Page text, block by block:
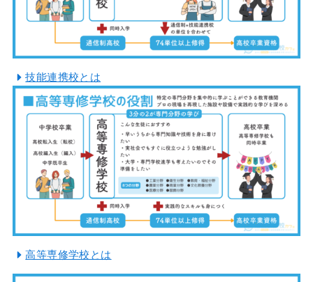
技能連携校とは
高等専修学校とは